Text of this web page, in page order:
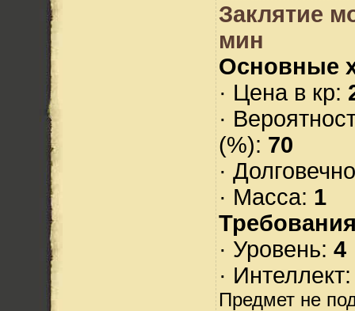
Заклятие
мин
Основные
· Цена в кр:
·
(%): 70
·
· Масса: 1
· Уровень: 4
·
Предмет не